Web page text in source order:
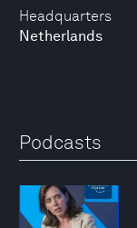
Headquarters
Netherlands
Podcasts